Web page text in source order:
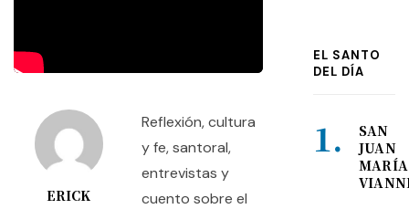
ERICK
Reflexión, cultura
y fe, santoral,
entrevistas y
cuento sobre el
EL SANTO
DEL DÍA
SAN
JUAN
MARÍA